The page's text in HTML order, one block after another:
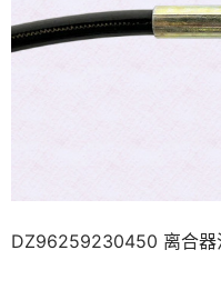
DZ96259230450 离合